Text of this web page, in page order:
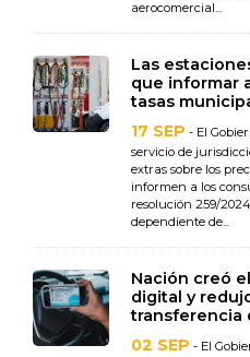
aerocomercial...
Las
que informar
tasas
17 SEP - El
servicio de
extras sobre los
informen a los
resolución 259/
dependiente de...
Nación creó
digital y
transferencia
02 SEP - El